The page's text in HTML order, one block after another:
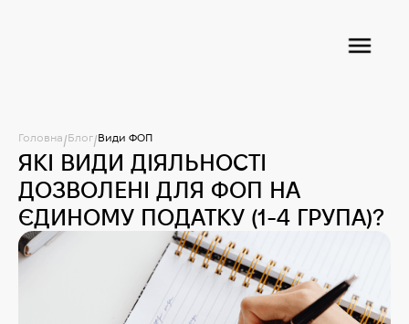
Головна/Блог/Види ФОП
ЯКІ ВИДИ ДІЯЛЬНОСТІ
ДОЗВОЛЕНІ ДЛЯ ФОП НА
ЄДИНОМУ ПОДАТКУ (1-4 ГРУПА)?